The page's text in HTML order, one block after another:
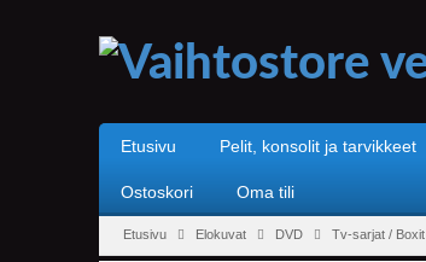
Etusivu Pelit, konsolit ja tarvikkeet
Ostoskori Oma tili
Etusivu Elokuvat DVD Tv-sarjat / Boxit